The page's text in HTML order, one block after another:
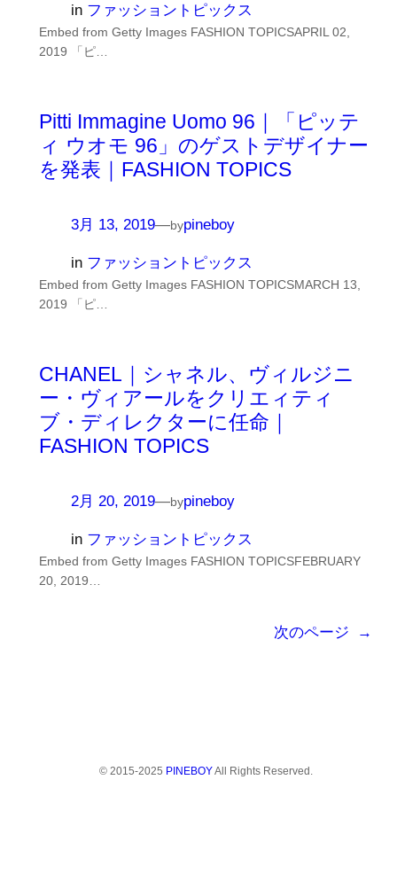
in ファッショントピックス
Embed from Getty Images FASHION TOPICSAPRIL 02,
2019 「ピ…
Pitti Immagine Uomo 96｜「ピッテ
ィ ウオモ 96」のゲストデザイナー
を発表｜FASHION TOPICS
3月 13, 2019—bypineboy
in ファッショントピックス
Embed from Getty Images FASHION TOPICSMARCH 13,
2019 「ピ…
CHANEL｜シャネル、ヴィルジニ
ー・ヴィアールをクリエィティ
ブ・ディレクターに任命｜
FASHION TOPICS
2月 20, 2019—bypineboy
in ファッショントピックス
Embed from Getty Images FASHION TOPICSFEBRUARY
20, 2019…
次のページ →
© 2015-2025 PINEBOYAll Rights Reserved.